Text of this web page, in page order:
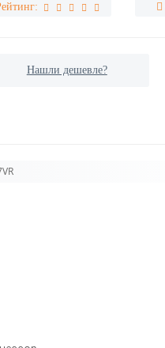
Нашли дешевле?